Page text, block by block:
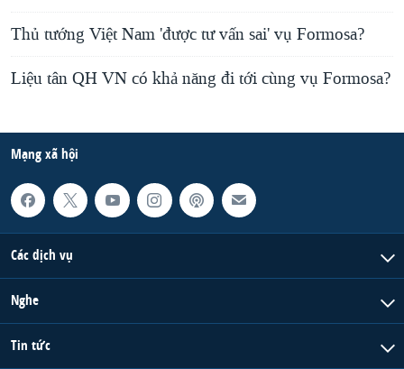
Thủ tướng Việt Nam 'được tư vấn sai' vụ Formosa?
Liệu tân QH VN có khả năng đi tới cùng vụ Formosa?
Mạng xã hội
Các dịch vụ
Nghe
Tin tức